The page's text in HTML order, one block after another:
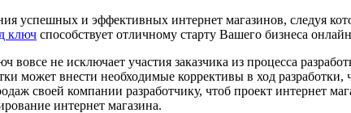
успешных и эффективных интернет магазинов, следуя
ключ способствует отличному старту Вашего бизнеса
вовсе не исключает участия заказчика из процесса
может внести необходимые коррективы в ход
своей компании разработчику, чтоб проект интернет
интернет магазина.